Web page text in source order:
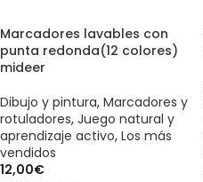
Marcadores lavables con
punta redonda(12 colores)
mideer
Dibujo y pintura, Marcadores y
rotuladores, Juego natural y
aprendizaje activo, Los más
vendidos
12,00€